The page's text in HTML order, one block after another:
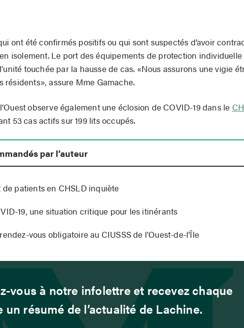
ont été confirmés positifs ou qui sont suspectés d’avoir
isolement. Le port des équipements de protection individuelle
touchée par la hausse de cas. «Nous assurons une vigie
résidents», assure Mme Gamache.
observe également une éclosion de COVID-19 dans le
53 cas actifs sur 199 lits occupés.
par l’auteur
patients en CHSLD inquiète
19, une situation critique pour les itinérants
vous obligatoire au CIUSSS de l’Ouest-de-l’Île
vous à notre infolettre et recevez chaque
un résumé de l’actualité de Lachine.